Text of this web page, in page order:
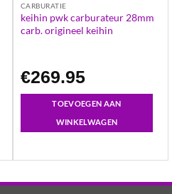
CARBURATIE
keihin pwk carburateur 28mm
carb. origineel keihin
€269.95
TOEVOEGEN AAN
WINKELWAGEN